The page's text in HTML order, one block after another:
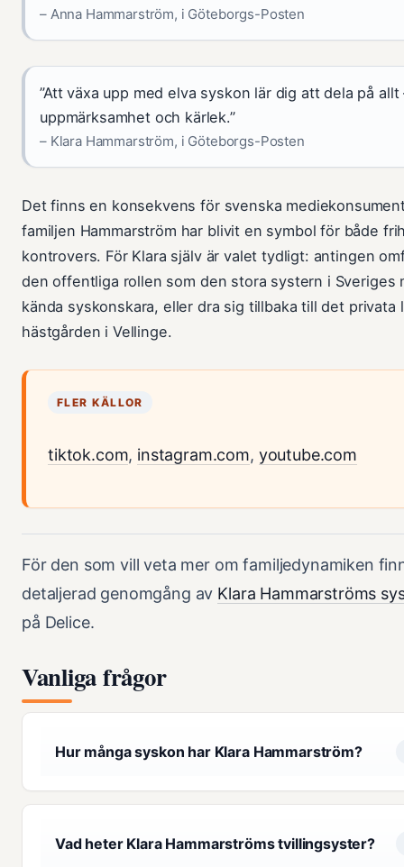
– Anna Hammarström, i Göteborgs-Posten
”Att växa upp med elva syskon lär dig att dela på allt
uppmärksamhet och kärlek.”
– Klara Hammarström, i Göteborgs-Posten
Det finns en konsekvens för svenska
familjen Hammarström har blivit en symbol för både
kontrovers. För Klara själv är valet tydligt: antingen
den offentliga rollen som den stora systern i Sveriges
kända syskonskara, eller dra sig tillbaka till det privata
hästgården i Vellinge.
FLER KÄLLOR
tiktok.com, instagram.com, youtube.com
För den som vill veta mer om familjedynamiken
detaljerad genomgång av Klara Hammarströms
på Delice.
Vanliga frågor
Hur många syskon har Klara Hammarström?
Vad heter Klara Hammarströms tvillingsyster?